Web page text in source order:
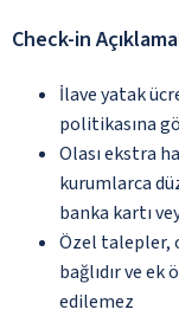
Check-in
İlave yatak
politikasına
Olası ekstra
kurumlarca
banka kartı
Özel talepler,
bağlıdır ve
edilemez